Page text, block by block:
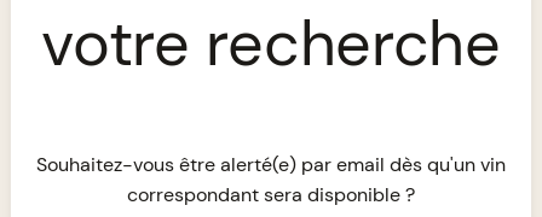
votre recherche
Souhaitez-vous être alerté(e) par email dès qu'un vin
correspondant sera disponible ?